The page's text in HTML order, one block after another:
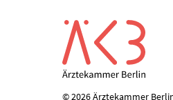
© 2026 Ärztekammer